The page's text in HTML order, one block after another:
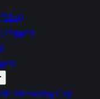
Measuring Cup